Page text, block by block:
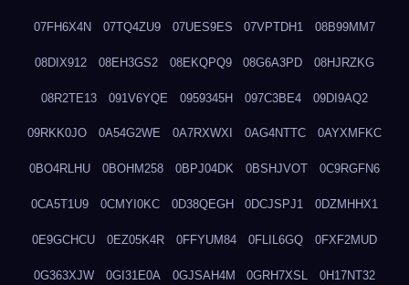
07FH6X4N 07TQ4ZU9 07UES9ES 07VPTDH1 08B99MM7
08DIX912 08EH3GS2 08EKQPQ9 08G6A3PD 08HJRZKG
08R2TE13 091V6YQE 0959345H 097C3BE4 09DI9AQ2
09RKK0JO 0A54G2WE 0A7RXWXI 0AG4NTTC 0AYXMFKC
0BO4RLHU 0BOHM258 0BPJ04DK 0BSHJVOT 0C9RGFN6
0CA5T1U9 0CMYI0KC 0D38QEGH 0DCJSPJ1 0DZMHHX1
0E9GCHCU 0EZ05K4R 0FFYUM84 0FLIL6GQ 0FXF2MUD
0G363XJW 0GI31E0A 0GJSAH4M 0GRH7XSL 0H17NT32